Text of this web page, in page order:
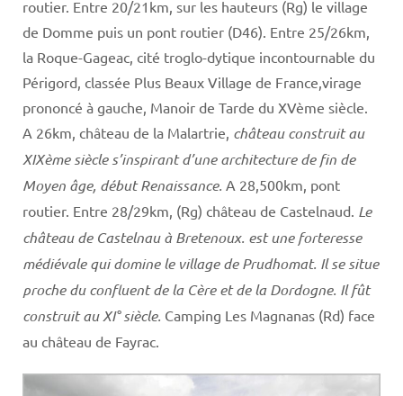
routier. Entre 20/21km, sur les hauteurs (Rg) le village
de Domme puis un pont routier (D46). Entre 25/26km,
la Roque-Gageac, cité troglo-dytique incontournable du
Périgord, classée Plus Beaux Village de France,virage
prononcé à gauche, Manoir de Tarde du XVème siècle.
A 26km, château de la Malartrie, château construit au
XIXème siècle s’inspirant d’une architecture de fin de
Moyen âge, début Renaissance. A 28,500km, pont
routier. Entre 28/29km, (Rg) château de Castelnaud. Le
château de Castelnau à Bretenoux. est une forteresse
médiévale qui domine le village de Prudhomat. Il se situe
proche du confluent de la Cère et de la Dordogne. Il fût
construit au XI° siècle. Camping Les Magnanas (Rd) face
au château de Fayrac.